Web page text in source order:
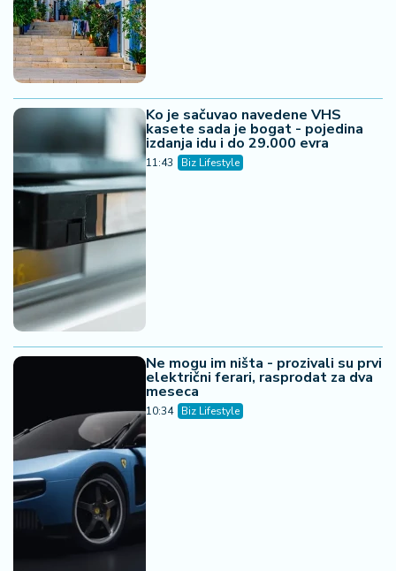
Ko je sačuvao navedene VHS
kasete sada je bogat - pojedina
izdanja idu i do 29.000 evra
11:43 Biz Lifestyle
Ne mogu im ništa - prozivali su prvi
električni ferari, rasprodat za dva
meseca
10:34 Biz Lifestyle